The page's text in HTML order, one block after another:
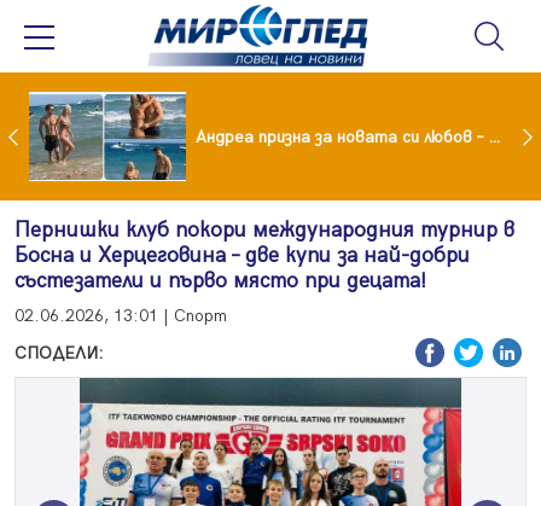
Драма вместо щастие: Звезда от "Татковци" е в болница с високорискова бременност Андреа призна за новата си любов – руснакът Игор
Пернишки клуб покори международния турнир в
Босна и Херцеговина – две купи за най-добри
състезатели и първо място при децата!
02.06.2026, 13:01 | Спорт
СПОДЕЛИ: